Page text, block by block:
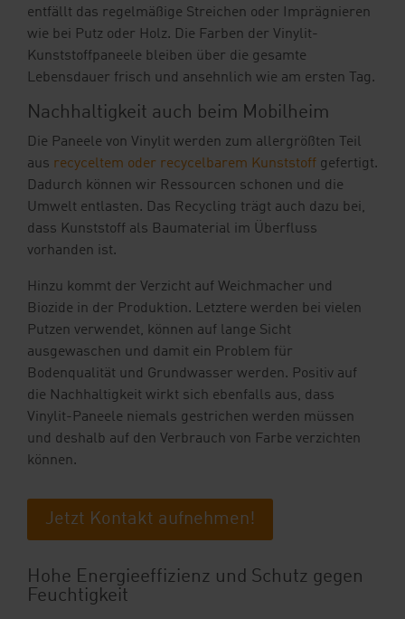
entfällt das regelmäßige Streichen oder Imprägnieren
wie bei Putz oder Holz. Die Farben der Vinylit-
Kunststoffpaneele bleiben über die gesamte
Lebensdauer frisch und ansehnlich wie am ersten Tag.
Nachhaltigkeit auch beim Mobilheim
Die Paneele von Vinylit werden zum allergrößten Teil
aus recyceltem oder recycelbarem Kunststoff gefertigt.
Dadurch können wir Ressourcen schonen und die
Umwelt entlasten. Das Recycling trägt auch dazu bei,
dass Kunststoff als Baumaterial im Überfluss
vorhanden ist.
Hinzu kommt der Verzicht auf Weichmacher und
Biozide in der Produktion. Letztere werden bei vielen
Putzen verwendet, können auf lange Sicht
ausgewaschen und damit ein Problem für
Bodenqualität und Grundwasser werden. Positiv auf
die Nachhaltigkeit wirkt sich ebenfalls aus, dass
Vinylit-Paneele niemals gestrichen werden müssen
und deshalb auf den Verbrauch von Farbe verzichten
können.
Jetzt Kontakt aufnehmen!
Hohe Energieeffizienz und Schutz gegen
Feuchtigkeit